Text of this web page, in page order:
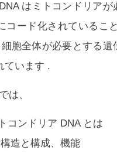
はミトコンドリアが
コード化されている こ
胞全体が必要とする遺
ています .
は、
コンドリア DNA とは
造と構成、機能